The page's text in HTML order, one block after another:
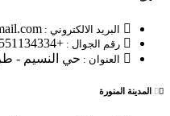
البريد الالكتروني :
رقم الجوال : +966551134334
العنوان : حي النسيم -
المدينة المنورة